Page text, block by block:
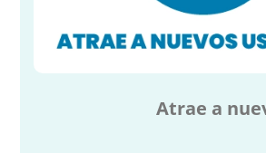
Atrae a